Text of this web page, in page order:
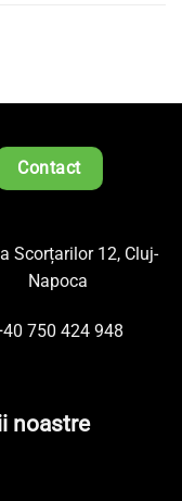
Contact
Scorțarilor 12, Cluj-
Napoca
750 424 948
noastre